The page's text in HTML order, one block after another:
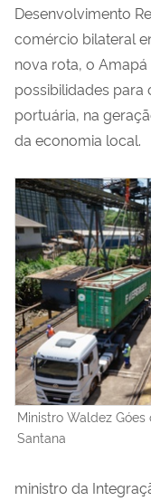
Desenvolvimento
comércio bilateral
nova rota, o
possibilidades
portuária, na
da economia local.
Ministro Waldez
Santana
ministro da